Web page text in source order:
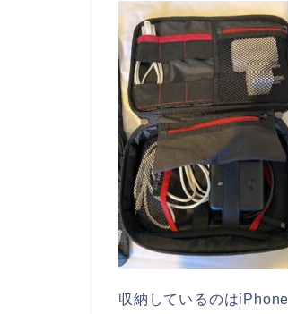
収納しているのは